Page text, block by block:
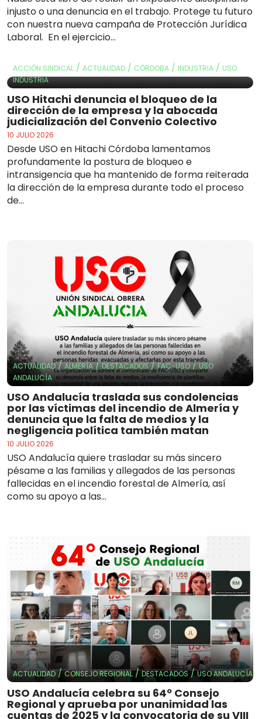
injusto o una denuncia en el trabajo. Protege tu futuro
con nuestra nueva campaña de Protección Jurídica
Laboral. En el ejercicio...
ACCIÓN SINDICAL / ACTUALIDAD / CÓRDOBA / INDUSTRIA / USO
INDUSTRIA
USO Hitachi denuncia el bloqueo de la
dirección de la empresa y la abocada
judicialización del Convenio Colectivo
10 JULIO 2026
Desde USO en Hitachi Córdoba lamentamos
profundamente la postura de bloqueo e
intransigencia que ha mantenido de forma reiterada
la dirección de la empresa durante todo el proceso
de...
ACTUALIDAD/ALMERÍA/DESTACADOS/FAC-USO/USO
ANDALUCÍA
USO Andalucía traslada sus condolencias
por las víctimas del incendio de Almería y
denuncia que la falta de medios y la
negligencia política también matan
10 JULIO 2026
USO Andalucía quiere trasladar su más sincero
pésame a las familias y allegados de las personas
fallecidas en el incendio forestal de Almería, así
como su apoyo a las...
ACTUALIDAD/CONSEJO REGIONAL/DESTACADOS/USO ANDALUCÍA
USO Andalucía celebra su 64º Consejo
Regional y aprueba por unanimidad las
cuentas de 2025 y la convocatoria de su VIII